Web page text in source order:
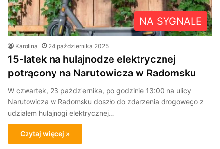
NA SYGNALE
Karolina 24 października 2025
15-latek na hulajnodze elektrycznej
potrącony na Narutowicza w Radomsku
W czwartek, 23 października, po godzinie 13:00 na ulicy
Narutowicza w Radomsku doszło do zdarzenia drogowego z
udziałem hulajnogi elektrycznej…
Czytaj więcej »